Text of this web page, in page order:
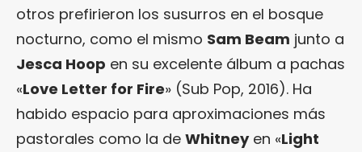
otros prefirieron los susurros en el bosque
nocturno, como el mismo Sam Beam junto a
Jesca Hoop en su excelente álbum a pachas
«Love Letter for Fire» (Sub Pop, 2016). Ha
habido espacio para aproximaciones más
pastorales como la de Whitneyen «Light